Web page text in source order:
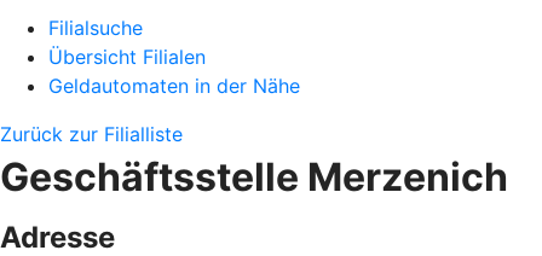
Filialsuche
Übersicht Filialen
Geldautomaten in der Nähe
Zurück zur Filialliste
Geschäftsstelle Merzenich
Adresse